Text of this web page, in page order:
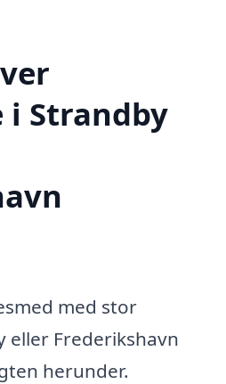
i Strandby
med stor
eller Frederikshavn
herunder.